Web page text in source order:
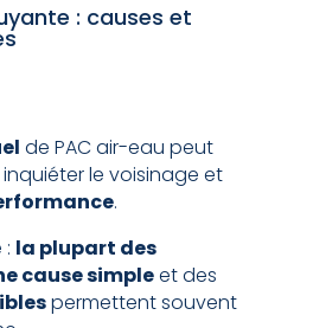
: causes et
de PAC air-eau peut
le voisinage et
.
la plupart des
cause simpleet des
permettent souvent